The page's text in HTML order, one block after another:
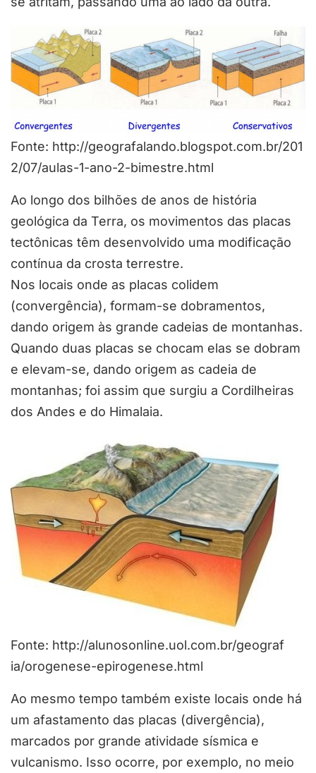
Fonte: http://geografalando.blogspot.com.br/201
2/07/aulas-1-ano-2-bimestre.html
Ao longo dos bilhões de anos de história
geológica da Terra, os movimentos das placas
tectônicas têm desenvolvido uma modificação
contínua da crosta terrestre.
Nos locais onde as placas colidem
(convergência), formam-se dobramentos,
dando origem às grande cadeias de montanhas.
Quando duas placas se chocam elas se dobram
e elevam-se, dando origem as cadeia de
montanhas; foi assim que surgiu a Cordilheiras
dos Andes e do Himalaia.
Fonte: http://alunosonline.uol.com.br/geograf
ia/orogenese-epirogenese.html
Ao mesmo tempo também existe locais onde há
um afastamento das placas (divergência),
marcados por grande atividade sísmica e
vulcanismo. Isso ocorre, por exemplo, no meio